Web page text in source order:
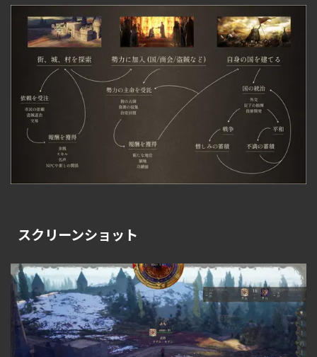
スクリーンショット